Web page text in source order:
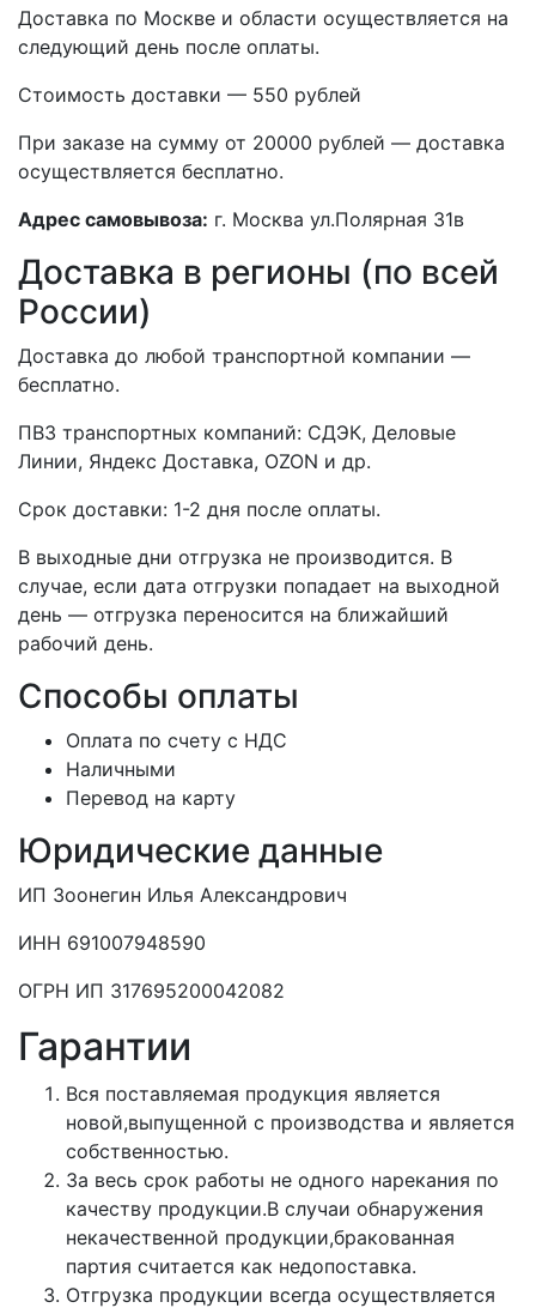
Доставка по Москве и области осуществляется на
следующий день после оплаты.
Стоимость доставки — 550 рублей
При заказе на сумму от 20000 рублей — доставка
осуществляется бесплатно.
Адрес самовывоза: г. Москва ул.Полярная 31в
Доставка в регионы (по всей
России)
Доставка до любой транспортной компании —
бесплатно.
ПВЗ транспортных компаний: СДЭК, Деловые
Линии, Яндекс Доставка, OZON и др.
Срок доставки: 1-2 дня после оплаты.
В выходные дни отгрузка не производится. В
случае, если дата отгрузки попадает на выходной
день — отгрузка переносится на ближайший
рабочий день.
Способы оплаты
Оплата по счету с НДС
Наличными
Перевод на карту
Юридические данные
ИП Зоонегин Илья Александрович
ИНН 691007948590
ОГРН ИП 317695200042082
Гарантии
Вся поставляемая продукция является
новой,выпущенной с производства и является
собственностью.
За весь срок работы не одного нарекания по
качеству продукции.В случаи обнаружения
некачественной продукции,бракованная
партия считается как недопоставка.
Отгрузка продукции всегда осуществляется